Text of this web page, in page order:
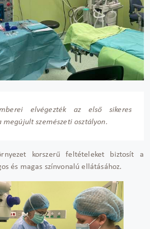
elvégezték az első sikeres
megújult szemészeti osztályon.
korszerű feltételeket biztosít a
és magas színvonalú ellátásához.